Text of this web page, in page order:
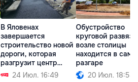
В Яловенах
завершается
строительство новой
дороги, которая
разгрузит центр
города24 Июл. 16:49
Обустройство
круговой
возле столицы
находится в
разгаре
20 Июл. 18:58